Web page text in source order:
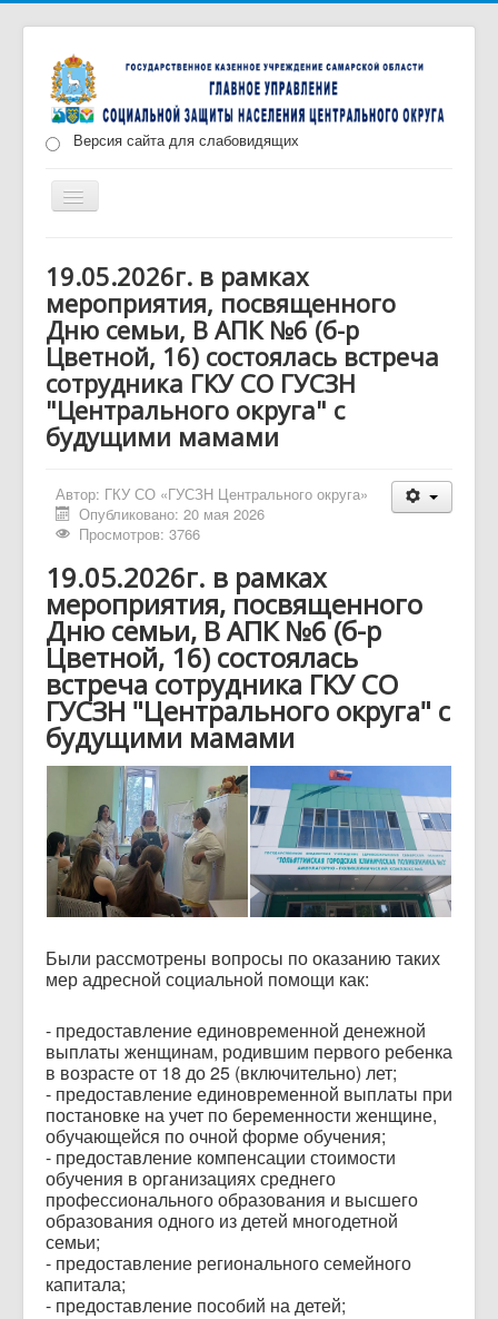
Версия сайта для слабовидящих
Включить/
выключить
Документы Меры социальной поддержки
Противодействие коррупции Запись на прием
19.05.2026г. в рамках
мероприятия, посвященного
Дню семьи, В АПК №6 (б-р
Цветной, 16) состоялась встреча
сотрудника ГКУ СО ГУСЗН
"Центрального округа" с
будущими мамами
Автор: ГКУ СО «ГУСЗН Центрального округа»
Опубликовано: 20 мая 2026
Просмотров: 3766
19.05.2026г. в рамках
мероприятия, посвященного
Дню семьи, В АПК №6 (б-р
Цветной, 16) состоялась
встреча сотрудника ГКУ СО
ГУСЗН "Центрального округа" с
будущими мамами
Были рассмотрены вопросы по оказанию таких
мер адресной социальной помощи как:
- предоставление единовременной денежной
выплаты женщинам, родившим первого ребенка
в возрасте от 18 до 25 (включительно) лет;
- предоставление единовременной выплаты при
постановке на учет по беременности женщине,
обучающейся по очной форме обучения;
- предоставление компенсации стоимости
обучения в организациях среднего
профессионального образования и высшего
образования одного из детей многодетной
семьи;
- предоставление регионального семейного
капитала;
- предоставление пособий на детей;